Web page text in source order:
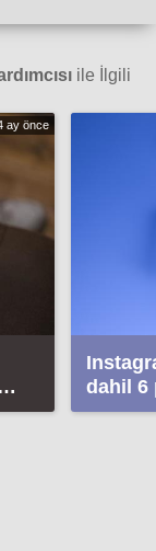
ile İlgili
ay önce
dahil 6